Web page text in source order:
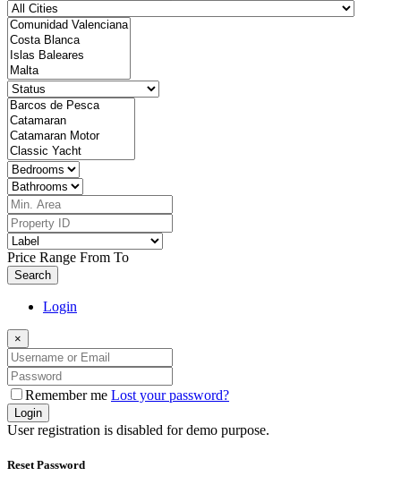
Price Range From To
Search
Login
×
Remember me Lost your password?
Login
User registration is disabled for demo purpose.
Reset Password